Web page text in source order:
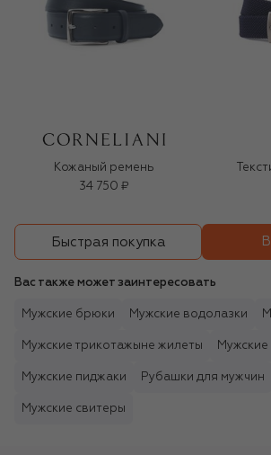
Кожаный ремень
34 750 ₽
Быстрая покупка
Вас также может заинтересовать
Мужские брюки Мужские водолазки
Мужские трикотажыне жилеты Мужские
Мужские пиджаки Рубашки для мужчин
Мужские свитеры